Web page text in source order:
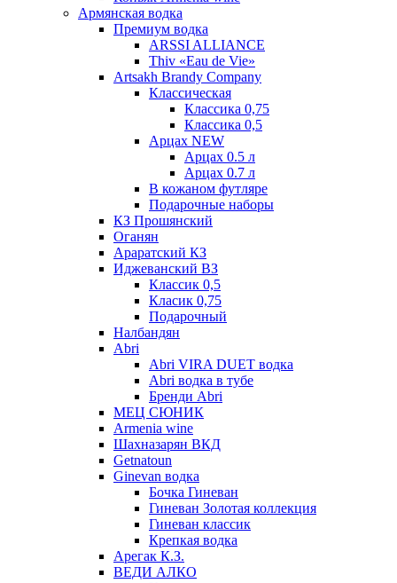
Армянская водка
Премиум водка
ARSSI ALLIANCE
Thiv «Eau de Vie»
Artsakh Brandy Company
Классическая
Классика 0,75
Классика 0,5
Арцах NEW
Арцах 0.5 л
Арцах 0.7 л
В кожаном футляре
Подарочные наборы
КЗ Прошянский
Оганян
Араратский КЗ
Иджеванский ВЗ
Классик 0,5
Класик 0,75
Подарочный
Налбандян
Abri
Abri VIRA DUET водка
Abri водка в тубе
Бренди Abri
МЕЦ СЮНИК
Armenia wine
Шахназарян ВКД
Getnatoun
Ginevan водка
Бочка Гиневан
Гиневан Золотая коллекция
Гиневан классик
Крепкая водка
Арегак К.З.
ВЕДИ АЛКО